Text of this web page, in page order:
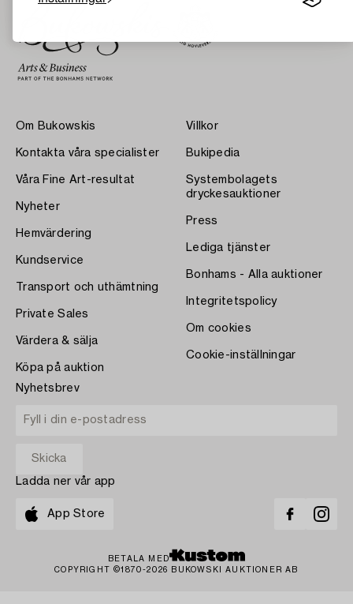
Om Bukowskis
Kontakta våra specialister
Våra Fine Art-resultat
Nyheter
Hemvärdering
Kundservice
Transport och uthämtning
Private Sales
Värdera & sälja
Köpa på auktion
Villkor
Bukipedia
Systembolagets
dryckesauktioner
Press
Lediga tjänster
Bonhams - Alla auktioner
Integritetspolicy
Om cookies
Cookie-inställningar
Nyhetsbrev
Ladda ner vår app
App Store
BETALA MED
COPYRIGHT ©1870-2026 BUKOWSKI AUKTIONER AB